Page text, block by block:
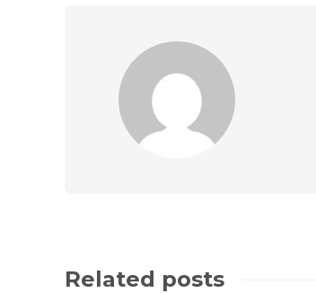
Related posts